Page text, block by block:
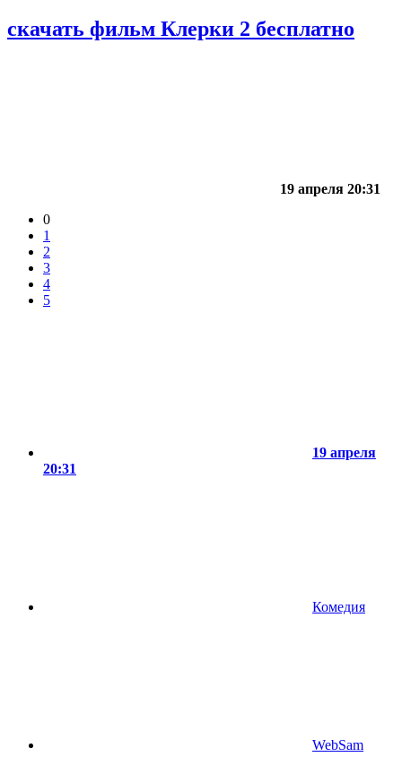
скачать фильм Клерки 2 бесплатно
19 апреля 20:31
0
1
2
3
4
5
19 апреля
20:31
Комедия
WebSam